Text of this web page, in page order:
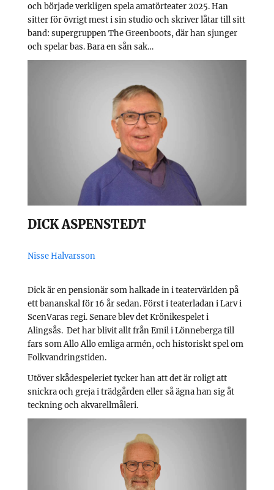
och började verkligen spela amatörteater 2025. Han
sitter för övrigt mest i sin studio och skriver låtar till sitt
band: supergruppen The Greenboots, där han sjunger
och spelar bas. Bara en sån sak…
DICK ASPENSTEDT
Nisse Halvarsson
Dick är en pensionär som halkade in i teatervärlden på
ett bananskal för 16 år sedan. Först i teaterladan i Larv i
ScenVaras regi. Senare blev det Krönikespelet i
Alingsås. Det har blivit allt från Emil i Lönneberga till
fars som Allo Allo emliga armén, och historiskt spel om
Folkvandringstiden.
Utöver skådespeleriet tycker han att det är roligt att
snickra och greja i trädgården eller så ägna han sig åt
teckning och akvarellmåleri.